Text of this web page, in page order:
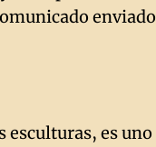
enviado
esculturas, es uno